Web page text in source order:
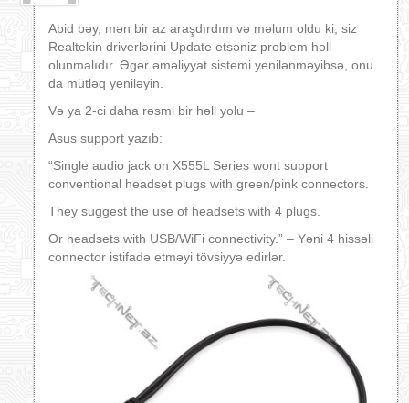
Abid bəy, mən bir az araşdırdım və məlum oldu ki, siz
Realtekin driverlərini Update etsəniz problem həll
olunmalıdır. Əgər əməliyyat sistemi yenilənməyibsə, onu
da mütləq yeniləyin.
Və ya 2-ci daha rəsmi bir həll yolu –
Asus support yazıb:
“Single audio jack on X555L Series wont support
conventional headset plugs with green/pink connectors.
They suggest the use of headsets with 4 plugs.
Or headsets with USB/WiFi connectivity.” – Yəni 4 hissəli
connector istifadə etməyi tövsiyyə edirlər.